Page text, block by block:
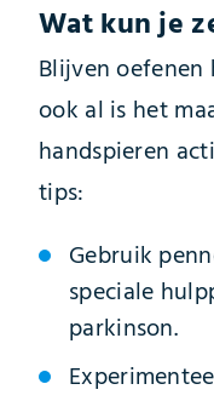
Wat kun je
Blijven
ook al is het
handspieren
tips:
Gebruik
speciale
parkinson.